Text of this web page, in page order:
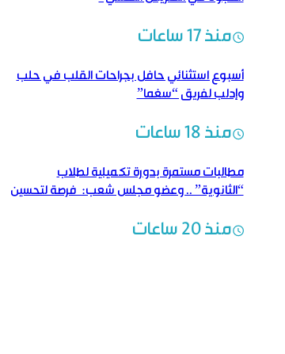
منذ 17 ساعات
أسبوع استثنائي حافل بجراحات القلب في حلب
وإدلب لفريق “سغما”
منذ 18 ساعات
مطالبات مستمرة بدورة تكميلية لطلاب
“الثانوية” .. وعضو مجلس شعب: فرصة لتحسين
منذ 20 ساعات